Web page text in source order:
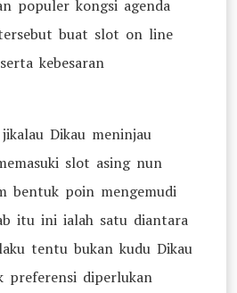
populer kongsi agenda
buat slot on line
kebesaran
Dikau meninjau
slot asing nun
bentuk poin mengemudi
itu ini ialah satu diantara
tentu bukan kudu Dikau
preferensi diperlukan